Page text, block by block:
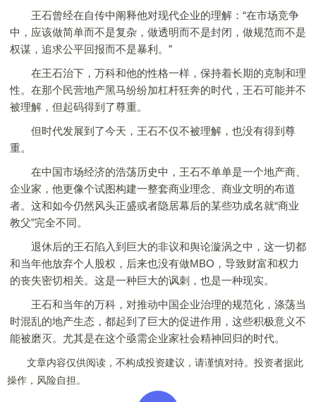
王石曾经在自传中阐释他对现代企业的理解：“在市场竞争
中，应该做简单而不是复杂，做透明而不是封闭，做规范而不是
权谋，追求公平回报而不是暴利。”
在王石治下，万科和他的性格一样，保持着长期的克制和理
性。在那个民营地产黑马纷纷加杠杆狂奔的时代，王石可能并不
被理解，但起码得到了尊重。
但时代发展到了今天，王石不仅不被理解，也没有得到尊
重。
在中国市场经济的浩荡历史中，王石不单单是一个地产商、
企业家，他更像个试图构建一整套商业理念、商业文明的布道
者。这和如今仍然风头正盛或者隐居幕后的某些功成名就“商业
教父”完全不同。
退休后的王石陷入到巨大的非议和舆论漩涡之中，这一切都
和当年他放弃个人股权，后来也没有做MBO，导致财富和权力
的丧失密切相关。这是一种巨大的讽刺，也是一种现实。
王石和当年的万科，对推动中国企业治理的规范化，涤荡当
时混乱的地产生态，都起到了巨大的促进作用，这些积极意义不
能被磨灭。尤其是在这个亟需企业家社会精神回归的时代。
文章内容仅供阅读，不构成投资建议，请谨慎对待。投资者据此
操作，风险自担。